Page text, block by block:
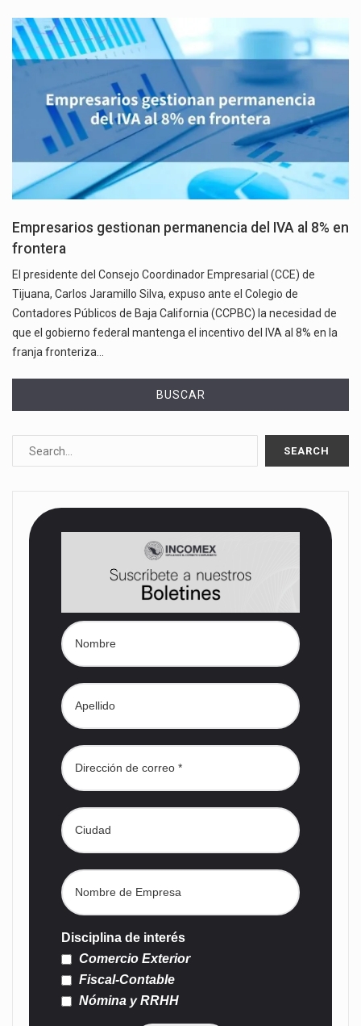
Empresarios gestionan permanencia del IVA al 8% en
frontera
El presidente del Consejo Coordinador Empresarial (CCE) de
Tijuana, Carlos Jaramillo Silva, expuso ante el Colegio de
Contadores Públicos de Baja California (CCPBC) la necesidad de
que el gobierno federal mantenga el incentivo del IVA al 8% en la
franja fronteriza…
BUSCAR
Disciplina de interés
Comercio Exterior
Fiscal-Contable
Nómina y RRHH